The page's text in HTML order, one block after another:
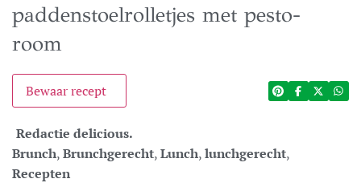
paddenstoelrolletjes met pesto-
room
Bewaar recept
Redactie delicious.
Brunch,Brunchgerecht,Lunch,lunchgerecht,
Recepten